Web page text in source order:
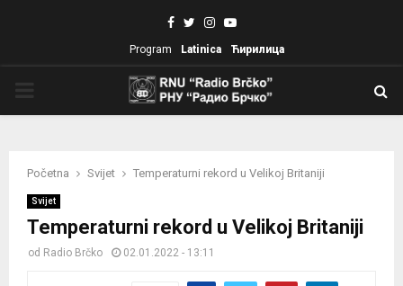
Facebook
TwitterInstagram
Youtube
Program Latinica Ћирилица
Početna Svijet Temperaturni rekord u Velikoj Britaniji
Svijet
Temperaturni rekord u Velikoj Britaniji
od Radio Brčko 02.01.2022 - 13:11